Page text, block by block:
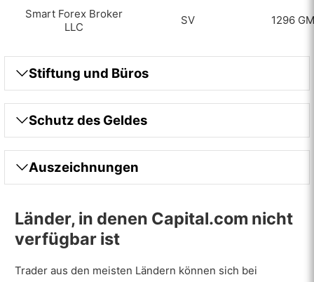
Smart Forex Broker
LLC
SV 1296
Stiftung und Büros
Schutz des Geldes
Auszeichnungen
Länder, in denen Capital.com nicht
verfügbar ist
Trader aus den meisten Ländern können sich bei